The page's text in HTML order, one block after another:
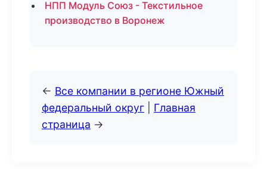
НПП Модуль Союз - Текстильное
производство в Воронеж
← Все компании в регионе Южный
федеральный округ
Главная
страница →